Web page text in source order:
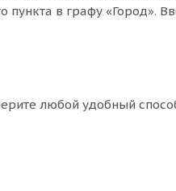
пункта в графу «Город».
любой удобный